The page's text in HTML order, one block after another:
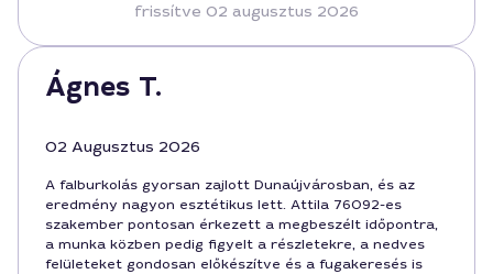
frissítve 02 augusztus 2026
Ágnes T.
02 Augusztus 2026
A falburkolás gyorsan zajlott Dunaújvárosban, és az
eredmény nagyon esztétikus lett. Attila 76092-es
szakember pontosan érkezett a megbeszélt időpontra,
a munka közben pedig figyelt a részletekre, a nedves
felületeket gondosan előkészítve és a fugakeresés is